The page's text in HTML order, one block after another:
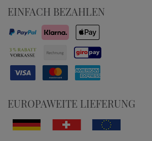
EINFACH BEZAHLEN
EUROPAWEITE LIEFERUNG